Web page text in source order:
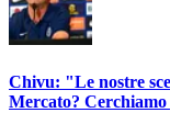
Chivu: "Le nostre
Mercato?